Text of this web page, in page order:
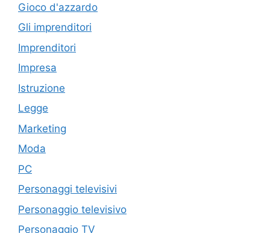
Gioco d'azzardo
Gli imprenditori
Imprenditori
Impresa
Istruzione
Legge
Marketing
Moda
PC
Personaggi televisivi
Personaggio televisivo
Personaggio TV